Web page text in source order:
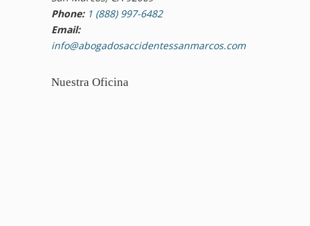
Phone: 1 (888) 997-6482
Email:
info@abogadosaccidentessanmarcos.com
Nuestra Oficina